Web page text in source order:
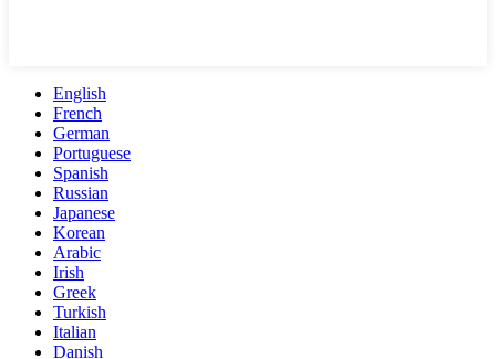
English
French
German
Portuguese
Spanish
Russian
Japanese
Korean
Arabic
Irish
Greek
Turkish
Italian
Danish